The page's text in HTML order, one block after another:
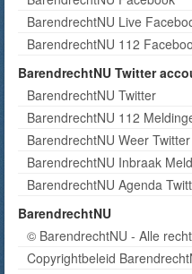
BarendrechtNU Live
BarendrechtNU 112
BarendrechtNU Twitter
BarendrechtNU Twitter
BarendrechtNU 112
BarendrechtNU Weer Twitter
BarendrechtNU Inbraak
BarendrechtNU Agenda
BarendrechtNU
© BarendrechtNU - Alle
Copyrightbeleid